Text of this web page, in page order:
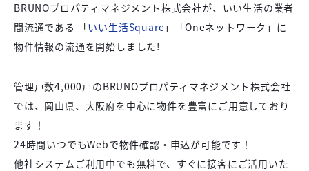
BRUNOプロパティマネジメント株式会社が、いい生活の業者
間流通である 「いい生活Square」「Oneネットワーク」に
物件情報の流通を開始しました!
管理戸数4,000戸のBRUNOプロパティマネジメント株式会社
では、岡山県、大阪府を中心に物件を豊富にご用意しており
ます！
24時間いつでもWebで物件確認・申込が可能です！
他社システムご利用中でも無料で、すぐに接客にご活用いた